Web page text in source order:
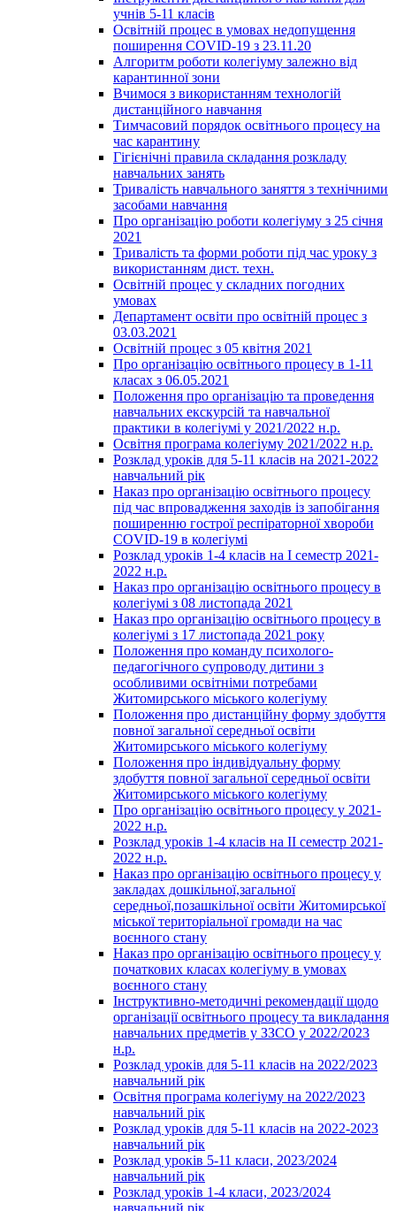
учнів 5-11 класів
Освітній процес в умовах недопущення
поширення COVID-19 з 23.11.20
Алгоритм роботи колегіуму залежно від
карантинної зони
Вчимося з використанням технологій
дистанційного навчання
Тимчасовий порядок освітнього процесу на
час карантину
Гігієнічні правила складання розкладу
навчальних занять
Тривалість навчального заняття з технічними
засобами навчання
Про організацію роботи колегіуму з 25 січня
2021
Тривалість та форми роботи під час уроку з
використанням дист. техн.
Освітній процес у складних погодних
умовах
Департамент освіти про освітній процес з
03.03.2021
Освітній процес з 05 квітня 2021
Про організацію освітнього процесу в 1-11
класах з 06.05.2021
Положення про організацію та проведення
навчальних екскурсій та навчальної
практики в колегіумі у 2021/2022 н.р.
Освітня програма колегіуму 2021/2022 н.р.
Розклад уроків для 5-11 класів на 2021-2022
навчальний рік
Наказ про організацію освітнього процесу
під час впровадження заходів із запобігання
поширенню гострої респіраторної хвороби
COVID-19 в колегіумі
Розклад уроків 1-4 класів на І семестр 2021-
2022 н.р.
Наказ про організацію освітнього процесу в
колегіумі з 08 листопада 2021
Наказ про організацію освітнього процесу в
колегіумі з 17 листопада 2021 року
Положення про команду психолого-
педагогічного супроводу дитини з
особливими освітніми потребами
Житомирського міського колегіуму
Положення про дистанційну форму здобуття
повної загальної середньої освіти
Житомирського міського колегіуму
Положення про індивідуальну форму
здобуття повної загальної середньої освіти
Житомирського міського колегіуму
Про організацію освітнього процесу у 2021-
2022 н.р.
Розклад уроків 1-4 класів на ІІ семестр 2021-
2022 н.р.
Наказ про організацію освітнього процесу у
закладах дошкільної,загальної
середньої,позашкільної освіти Житомирської
міської територіальної громади на час
воєнного стану
Наказ про організацію освітнього процесу у
початкових класах колегіуму в умовах
воєнного стану
Інструктивно-методичні рекомендації щодо
організації освітнього процесу та викладання
навчальних предметів у ЗЗСО у 2022/2023
н.р.
Розклад уроків для 5-11 класів на 2022/2023
навчальний рік
Освітня програма колегіуму на 2022/2023
навчальний рік
Розклад уроків для 5-11 класів на 2022-2023
навчальний рік
Розклад уроків 5-11 класи, 2023/2024
навчальний рік
Розклад уроків 1-4 класи, 2023/2024